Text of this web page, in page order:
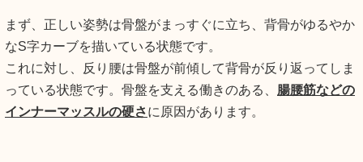
まず、正しい姿勢は骨盤がまっすぐに立ち、背骨がゆるやか
なS字カーブを描いている状態です。
これに対し、反り腰は骨盤が前傾して背骨が反り返ってしま
っている状態です。骨盤を支える働きのある、 腸腰筋などの
インナーマッスルの硬さに原因があります。